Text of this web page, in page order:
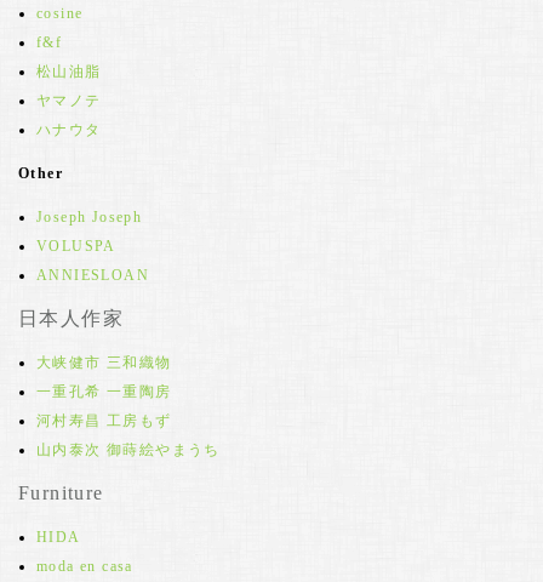
cosine
f&f
松山油脂
ヤマノテ
ハナウタ
Other
Joseph Joseph
VOLUSPA
ANNIESLOAN
日本人作家
大峡健市 三和織物
一重孔希 一重陶房
河村寿昌 工房もず
山内泰次 御蒔絵やまうち
Furniture
HIDA
moda en casa